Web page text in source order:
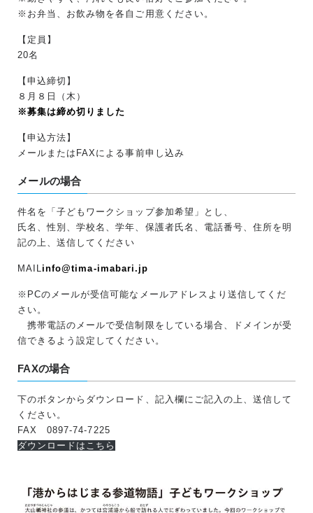
※お弁当、お飲み物を各自ご用意ください。
【定員】
20名
【申込締切】
８月８日（木）
※募集は締め切りました
【申込方法】
メールまたはFAXによる事前申し込み
メールの場合
件名を「子どもワークショップ参加希望」とし、
氏名、性別、学校名、学年、保護者氏名、電話番号、住所を明
記の上、送信してください
MAILinfo@tima-imabari.jp
※PCのメールが受信可能なメールアドレスより送信してくだ
さい。
携帯電話のメールで受信制限をしている場合、ドメインが受
信できるよう設定してください。
FAXの場合
下のボタンからダウンロード、記入欄にご記入の上、送信して
ください。
FAX 0897-74-7225
ダウンロードはこちら